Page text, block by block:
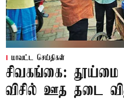
மாவட்ட செய்திகள்
சிவகங்கை:
விசில் ஊத தடை